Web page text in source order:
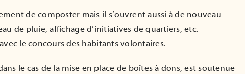
de composter mais il s’ouvrent aussi à de nouveau
de pluie, affichage d’initiatives de quartiers, etc.
le concours des habitants volontaires.
le cas de la mise en place de boîtes à dons, est soutenue
16 Juin 2026